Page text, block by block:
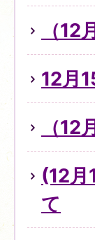
（
12月
（
(12
て